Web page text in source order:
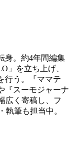
身。約4年間編集
」を立ち上げ、
行う。『ママテ
『スーモジャーナ
広く寄稿し、フ
執筆も担当中。